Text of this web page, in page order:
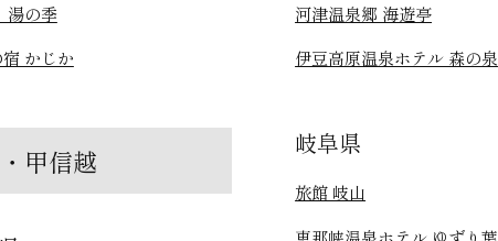
湯の季
かじか
甲信越
河津温泉郷 海遊亭
伊豆高原温泉ホテル 森の泉
岐阜県
旅館 岐山